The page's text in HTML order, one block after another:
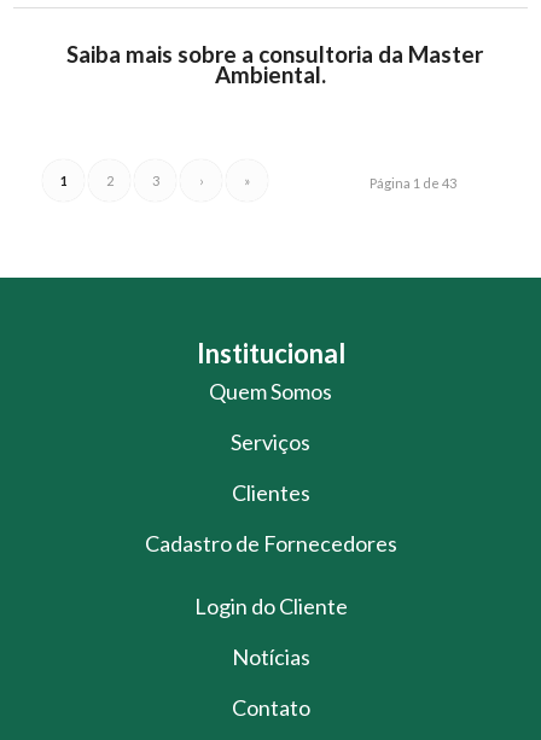
Saiba mais sobre a consultoria da Master
Ambiental.
Página 1 de 43
1 2 3 › »
Institucional
Quem Somos
Serviços
Clientes
Cadastro de Fornecedores
Login do Cliente
Notícias
Contato